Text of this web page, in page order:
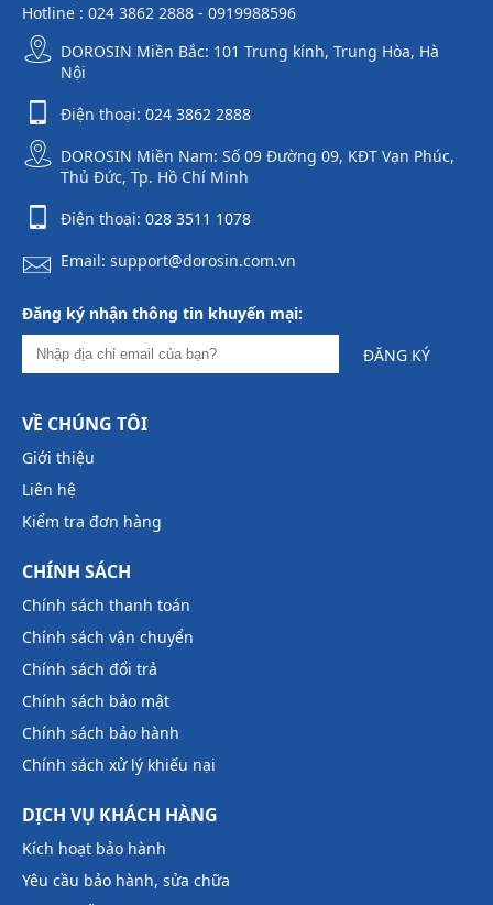
Hotline : 024 3862 2888 - 0919988596
DOROSIN Miền Bắc: 101 Trung kính, Trung Hòa, Hà
Nội
Điện thoại: 024 3862 2888
DOROSIN Miền Nam: Số 09 Đường 09, KĐT Vạn Phúc,
Thủ Đức, Tp. Hồ Chí Minh
Điện thoại: 028 3511 1078
Email: support@dorosin.com.vn
Đăng ký nhận thông tin khuyến mại:
ĐĂNG KÝ
VỀ CHÚNG TÔI
Giới thiệu
Liên hệ
Kiểm tra đơn hàng
CHÍNH SÁCH
Chính sách thanh toán
Chính sách vận chuyển
Chính sách đổi trả
Chính sách bảo mật
Chính sách bảo hành
Chính sách xử lý khiếu nại
DỊCH VỤ KHÁCH HÀNG
Kích hoạt bảo hành
Yêu cầu bảo hành, sửa chữa